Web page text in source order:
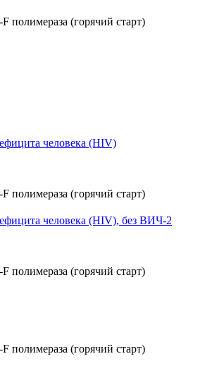
человека (HIV)
человека (HIV), без ВИЧ-2